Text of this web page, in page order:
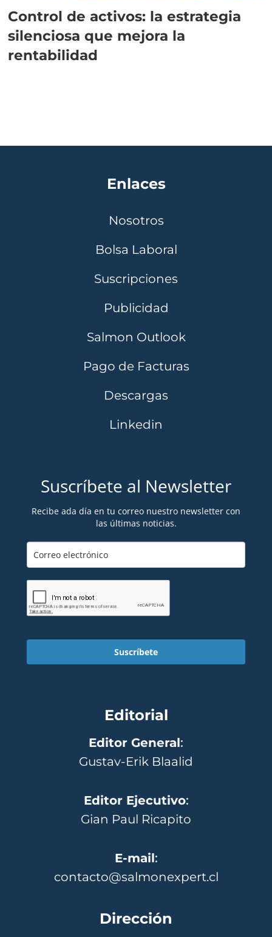
Control de activos: la estrategia
silenciosa que mejora la
rentabilidad
Enlaces
Nosotros
Bolsa Laboral
Suscripciones
Publicidad
Salmon Outlook
Pago de Facturas
Descargas
Linkedin
Suscríbete al Newsletter
Recibe ada día en tu correo nuestro newsletter con
las últimas noticias.
Suscríbete
Editorial
Editor General:
Gustav-Erik Blaalid
Editor Ejecutivo:
Gian Paul Ricapito
E-mail:
contacto@salmonexpert.cl
Dirección